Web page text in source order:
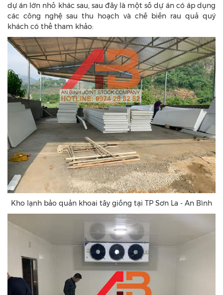
dự án lớn nhỏ khác sau, sau đây là một số dự án có áp dụng
các công nghệ sau thu hoạch và chế biến rau quả quý
khách có thể tham khảo:
Kho lạnh bảo quản khoai tây giống tại TP Sơn La - An Bình